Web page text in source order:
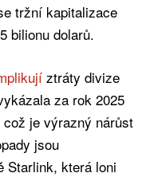
tržní kapitalizace
bilionu dolarů.
ztráty divize
za rok 2025
je výrazný nárůst
jsou
Starlink, která loni